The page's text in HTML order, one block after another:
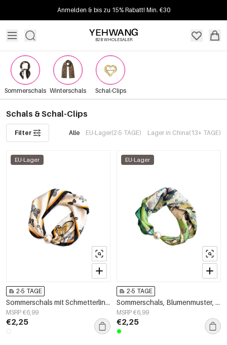
Anmelden & bis zu 15% Rabatt! Min. €30
B2B WHOLESALER
Sommerschals Winterschals Schal-Clips
Schals & Schal-Clips
Filter Alle EU-Lager(2-5 TAGE) Lager in China(13+ TAGE)
EU-Lager
2-5 TAGE
Sommerschals mit Schmetterlingsmotiv, elegant aus Polyester, Accessoires für jeden Tag
MSRP €6,99
€2,25
EU-Lager
2-5 TAGE
Sommerschals, Blumenmuster, lässig, Polyester, Alltagsaccessoires
MSRP €6,99
€2,25